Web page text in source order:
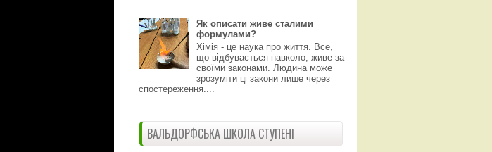
Як описати живе сталими
формулами?
Хімія - це наука про життя. Все,
що відбувається навколо, живе за
своїми законами. Людина може
зрозуміти ці закони лише через
спостереження....
ВАЛЬДОРФСЬКА ШКОЛА СТУПЕНІ